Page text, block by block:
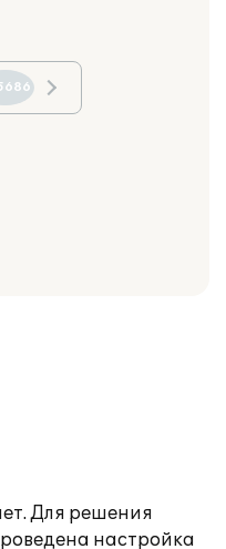
Для решения
настройка